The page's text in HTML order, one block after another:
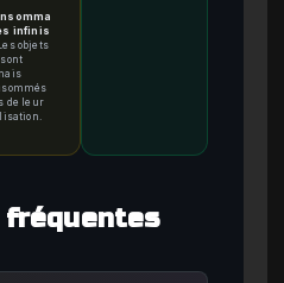
infinis
Les objets
de leur
fréquentes